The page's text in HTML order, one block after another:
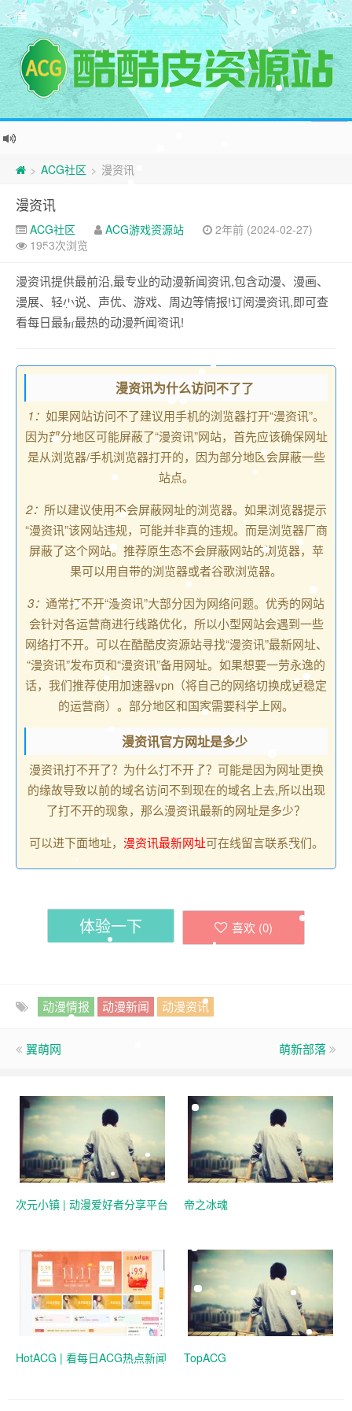
> ACG社区 > 漫资讯
漫资讯
ACG社区 ACG游戏资源站
2年前 (2024-02-27)
1953次浏览
漫资讯提供最前沿,最专业的动漫新闻资讯,包含动漫、漫画、
漫展、轻小说、声优、游戏、周边等情报!订阅漫资讯,即可查
看每日最新最热的动漫新闻资讯!
漫资讯为什么访问不了了
1： 如果网站访问不了建议用手机的浏览器打开“漫资讯”。
因为部分地区可能屏蔽了“漫资讯”网站，首先应该确保网址
是从浏览器/手机浏览器打开的，因为部分地区会屏蔽一些
站点。
2： 所以建议使用不会屏蔽网址的浏览器。如果浏览器提示
“漫资讯”该网站违规，可能并非真的违规。而是浏览器厂商
屏蔽了这个网站。推荐原生态不会屏蔽网站的浏览器，苹
果可以用自带的浏览器或者谷歌浏览器。
3： 通常打不开“漫资讯”大部分因为网络问题。优秀的网站
会针对各运营商进行线路优化，所以小型网站会遇到一些
网络打不开。可以在酷酷皮资源站寻找“漫资讯”最新网址、
“漫资讯”发布页和“漫资讯”备用网址。如果想要一劳永逸的
话，我们推荐使用加速器vpn（将自己的网络切换成更稳定
的运营商）。部分地区和国家需要科学上网。
漫资讯官方网址是多少
漫资讯打不开了？为什么打不开了？可能是因为网址更换
的缘故导致以前的域名访问不到现在的域名上去,所以出现
了打不开的现象，那么漫资讯最新的网址是多少？
可以进下面地址， 漫资讯最新网址可在线留言联系我们。
体验一下 喜欢 (0)
动漫情报 动漫新闻 动漫资讯
翼萌网 萌新部落
次元小镇 | 动漫爱好者分享平台 帝之冰魂
HotACG | 看每日ACG热点新闻 TopACG